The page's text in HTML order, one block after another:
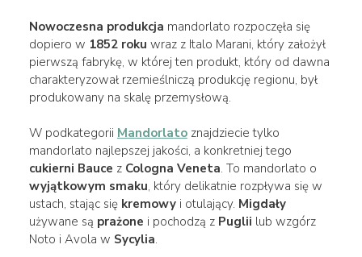
Nowoczesna produkcja mandorlato rozpoczęła się
dopiero w 1852 roku wraz z Italo Marani, który założył
pierwszą fabrykę, w której ten produkt, który od dawna
charakteryzował rzemieślniczą produkcję regionu, był
produkowany na skalę przemysłową.
W podkategorii Mandorlatoznajdziecie tylko
mandorlato najlepszej jakości, a konkretniej tego
cukierni Bauce z Cologna Veneta. To mandorlato o
wyjątkowym smaku, który delikatnie rozpływa się w
ustach, stając się kremowyi otulający. Migdały
używane są prażone i pochodzą z Puglii lub wzgórz
Noto i Avola w Sycylia.